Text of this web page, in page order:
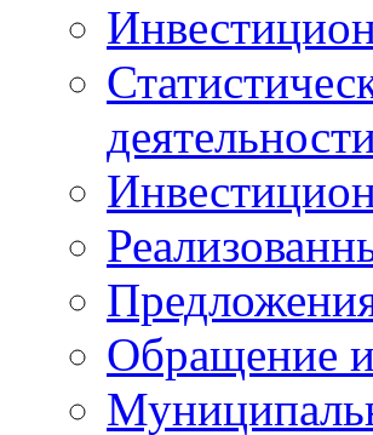
Обращение